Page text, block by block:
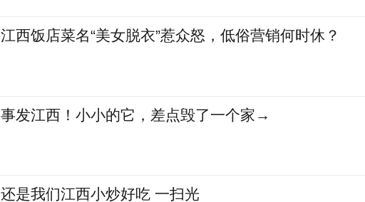
江西饭店菜名“美女脱衣”惹众怒，低俗营销何时休？
事发江西！小小的它，差点毁了一个家→
还是我们江西小炒好吃 一扫光